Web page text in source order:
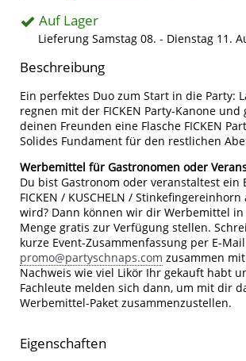
Auf Lager
Lieferung Samstag 08. - Dienstag 11.
Beschreibung
Ein perfektes Duo zum Start in die Party:
regnen mit der FICKEN Party-Kanone
deinen Freunden eine Flasche FICKEN
Solides Fundament für den restlichen
Werbemittel für Gastronomen oder
Du bist Gastronom oder veranstaltest ein
FICKEN / KUSCHELN /
wird? Dann können wir dir Werbemittel
Menge gratis zur Verfügung stellen.
kurze Event-Zusammenfassung per E-
promo@partyschnaps.com zusammen
Nachweis wie viel Likör Ihr gekauft habt
Fachleute melden sich dann, um mit dir
Werbemittel-Paket zusammenzustellen.
Eigenschaften